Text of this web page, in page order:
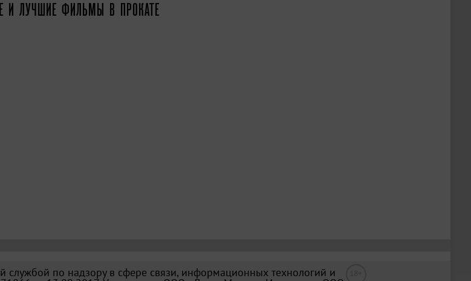
И ЛУЧШИЕ ФИЛЬМЫ В ПРОКАТЕ
службой по надзору в сфере связи, информационных технологий и